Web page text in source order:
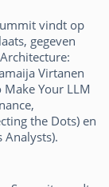
vindt op
gegeven
Virtanen
Your LLM
the Dots) en
Analysts).